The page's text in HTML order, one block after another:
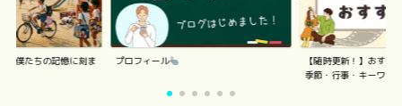
】僕たちの記憶に刻ま
プロフィール
【随時更新！】おすす
季節・行事・キーワ...